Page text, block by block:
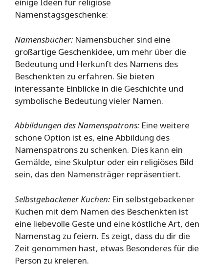
einige Ideen für religiöse
Namenstagsgeschenke:
Namensbücher: Namensbücher sind eine
großartige Geschenkidee, um mehr über die
Bedeutung und Herkunft des Namens des
Beschenkten zu erfahren. Sie bieten
interessante Einblicke in die Geschichte und
symbolische Bedeutung vieler Namen.
Abbildungen des Namenspatrons: Eine weitere
schöne Option ist es, eine Abbildung des
Namenspatrons zu schenken. Dies kann ein
Gemälde, eine Skulptur oder ein religiöses Bild
sein, das den Namensträger repräsentiert.
Selbstgebackener Kuchen: Ein selbstgebackener
Kuchen mit dem Namen des Beschenkten ist
eine liebevolle Geste und eine köstliche Art, den
Namenstag zu feiern. Es zeigt, dass du dir die
Zeit genommen hast, etwas Besonderes für die
Person zu kreieren.